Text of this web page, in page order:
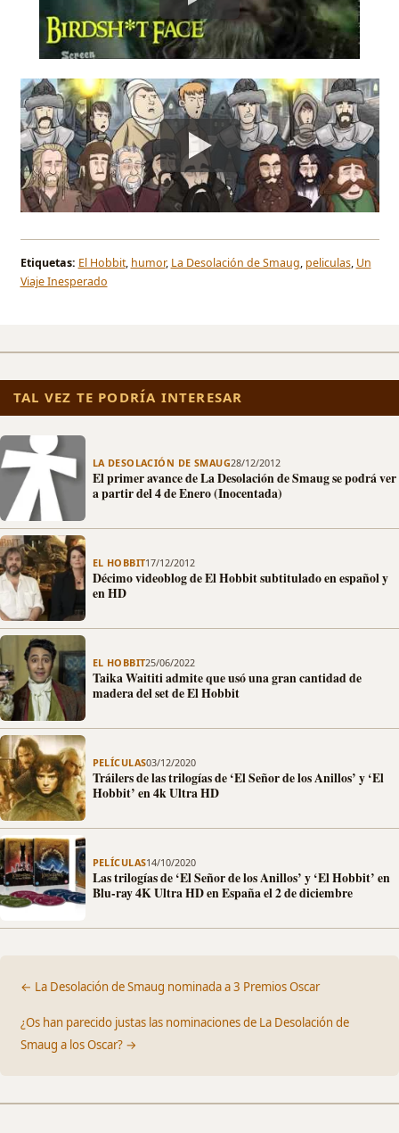
Etiquetas: El Hobbit, humor, La Desolación de Smaug, peliculas, Un
Viaje Inesperado
TAL VEZ TE PODRÍA INTERESAR
LA DESOLACIÓN DE SMAUG28/12/2012
El primer avance de La Desolación de Smaug se podrá ver
a partir del 4 de Enero (Inocentada)
EL HOBBIT17/12/2012
Décimo videoblog de El Hobbit subtitulado en español y
en HD
EL HOBBIT25/06/2022
Taika Waititi admite que usó una gran cantidad de
madera del set de El Hobbit
PELÍCULAS03/12/2020
Tráilers de las trilogías de ‘El Señor de los Anillos’ y ‘El
Hobbit’ en 4k Ultra HD
PELÍCULAS14/10/2020
Las trilogías de ‘El Señor de los Anillos’ y ‘El Hobbit’ en
Blu-ray 4K Ultra HD en España el 2 de diciembre
← La Desolación de Smaug nominada a 3 Premios Oscar
¿Os han parecido justas las nominaciones de La Desolación de
Smaug a los Oscar? →